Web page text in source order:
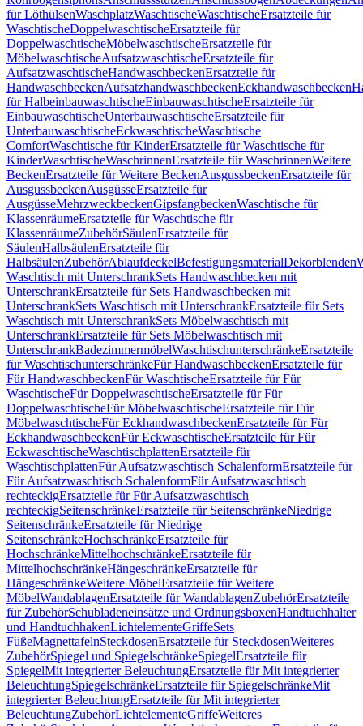
für LöthülsenWaschplatzWaschtischeWaschtischeErsatzteile für
WaschtischeDoppelwaschtischeErsatzteile für
DoppelwaschtischeMöbelwaschtischeErsatzteile für
MöbelwaschtischeAufsatzwaschtischeErsatzteile für
AufsatzwaschtischeHandwaschbeckenErsatzteile für
HandwaschbeckenAufsatzhandwaschbeckenEckhandwaschbecken
für HalbeinbauwaschtischeEinbauwaschtischeErsatzteile für
EinbauwaschtischeUnterbauwaschtischeErsatzteile für
UnterbauwaschtischeEckwaschtischeWaschtische
ComfortWaschtische für KinderErsatzteile für Waschtische für
KinderWaschtischeWaschrinnenErsatzteile für WaschrinnenWeitere
BeckenErsatzteile für Weitere BeckenAusgussbeckenErsatzteile für
AusgussbeckenAusgüsseErsatzteile für
AusgüsseMehrzweckbeckenGipsfangbeckenWaschtische für
KlassenräumeErsatzteile für Waschtische für
KlassenräumeZubehörSäulenErsatzteile für
SäulenHalbsäulenErsatzteile für
HalbsäulenZubehörAblaufdeckelBefestigungsmaterialDekorblenden
Waschtisch mit UnterschrankSets Handwaschbecken mit
UnterschrankErsatzteile für Sets Handwaschbecken mit
UnterschrankSets Waschtisch mit UnterschrankErsatzteile für Sets
Waschtisch mit UnterschrankSets Möbelwaschtisch mit
UnterschrankErsatzteile für Sets Möbelwaschtisch mit
UnterschrankBadezimmermöbelWaschtischunterschränkeErsatzteile
für WaschtischunterschränkeFür HandwaschbeckenErsatzteile für
Für HandwaschbeckenFür WaschtischeErsatzteile für Für
WaschtischeFür DoppelwaschtischeErsatzteile für Für
DoppelwaschtischeFür MöbelwaschtischeErsatzteile für Für
MöbelwaschtischeFür EckhandwaschbeckenErsatzteile für Für
EckhandwaschbeckenFür EckwaschtischeErsatzteile für Für
EckwaschtischeWaschtischplattenErsatzteile für
WaschtischplattenFür Aufsatzwaschtisch SchalenformErsatzteile für
Für Aufsatzwaschtisch SchalenformFür Aufsatzwaschtisch
rechteckigErsatzteile für Für Aufsatzwaschtisch
rechteckigSeitenschränkeErsatzteile für SeitenschränkeNiedrige
SeitenschränkeErsatzteile für Niedrige
SeitenschränkeHochschränkeErsatzteile für
HochschränkeMittelhochschränkeErsatzteile für
MittelhochschränkeHängeschränkeErsatzteile für
HängeschränkeWeitere MöbelErsatzteile für Weitere
MöbelWandablagenErsatzteile für WandablagenZubehörErsatzteile
für ZubehörSchubladeneinsätze und OrdnungsboxenHandtuchhalter
und HandtuchhakenLichtelementeGriffeSets
FüßeMagnettafelnSteckdosenErsatzteile für SteckdosenWeiteres
ZubehörSpiegel und SpiegelschränkeSpiegelErsatzteile für
SpiegelMit integrierter BeleuchtungErsatzteile für Mit integrierter
BeleuchtungSpiegelschränkeErsatzteile für SpiegelschränkeMit
integrierter BeleuchtungErsatzteile für Mit integrierter
BeleuchtungZubehörLichtelementeGriffeWeiteres